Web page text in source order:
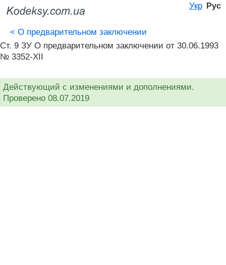
Укр Рус
< О предварительном заключении
Ст. 9 ЗУ О предварительном заключении от 30.06.1993
№ 3352-XII
Действующий с изменениями и дополнениями.
Проверено 08.07.2019